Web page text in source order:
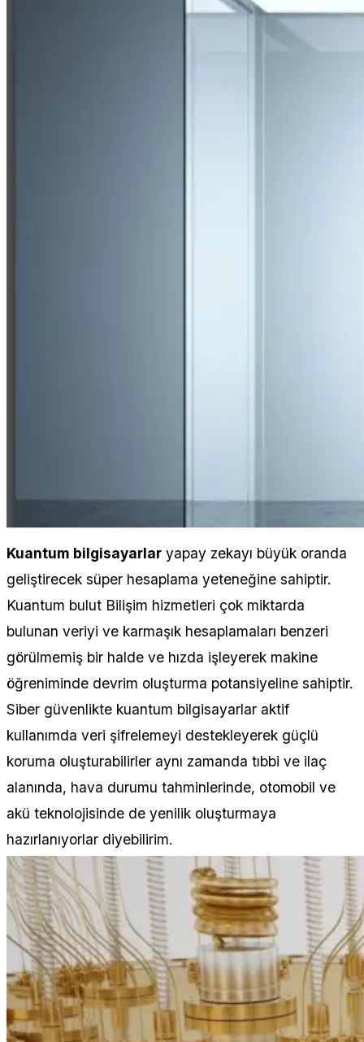
Kuantum bilgisayarlar yapay zekayı büyük oranda
geliştirecek süper hesaplama yeteneğine sahiptir.
Kuantum bulut Bilişim hizmetleri çok miktarda
bulunan veriyi ve karmaşık hesaplamaları benzeri
görülmemiş bir halde ve hızda işleyerek makine
öğreniminde devrim oluşturma potansiyeline sahiptir.
Siber güvenlikte kuantum bilgisayarlar aktif
kullanımda veri şifrelemeyi destekleyerek güçlü
koruma oluşturabilirler aynı zamanda tıbbi ve ilaç
alanında, hava durumu tahminlerinde, otomobil ve
akü teknolojisinde de yenilik oluşturmaya
hazırlanıyorlar diyebilirim.